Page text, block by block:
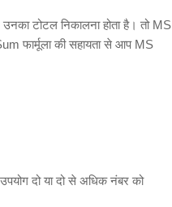
टोटल निकालना होता है। तो MS
फार्मूला की सहायता से आप MS
दो या दो से अधिक नंबर को